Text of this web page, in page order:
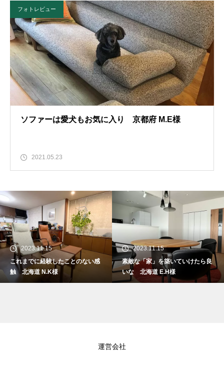
フォトレビュー
ソファーは愛犬もお気に入り 京都府 M.E様
2021.05.23
2023.11.15
これまでに経験したことのない感
触 北海道 N.K様
2023.11.15
素敵な「家」を築いていけたら良
いな 北海道 E.H様
運営会社